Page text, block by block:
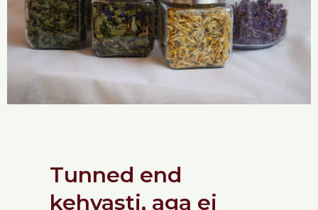
Tunned end
kehvasti, aga ei